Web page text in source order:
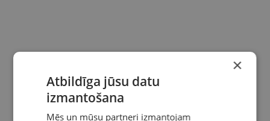
×
Atbildīga jūsu datu
izmantošana
Mēs un mūsu partneri izmantojam